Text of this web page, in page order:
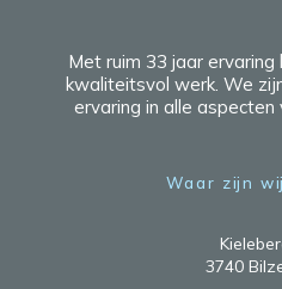
Met ruim 33 jaar
kwaliteitsvol werk. We
ervaring in alle aspecten
Waar zijn
3740